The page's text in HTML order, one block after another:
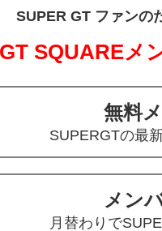
ブ会員の方は、下記より
SUPER GT ファンの
GT SQUAREメ
無料
SUPERGTの最
メン
月替わりで